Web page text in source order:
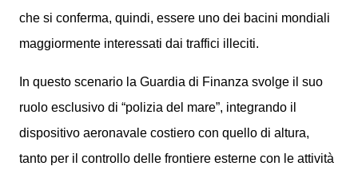
che si conferma, quindi, essere uno dei bacini mondiali
maggiormente interessati dai traffici illeciti.
In questo scenario la Guardia di Finanza svolge il suo
ruolo esclusivo di “polizia del mare”, integrando il
dispositivo aeronavale costiero con quello di altura,
tanto per il controllo delle frontiere esterne con le attività